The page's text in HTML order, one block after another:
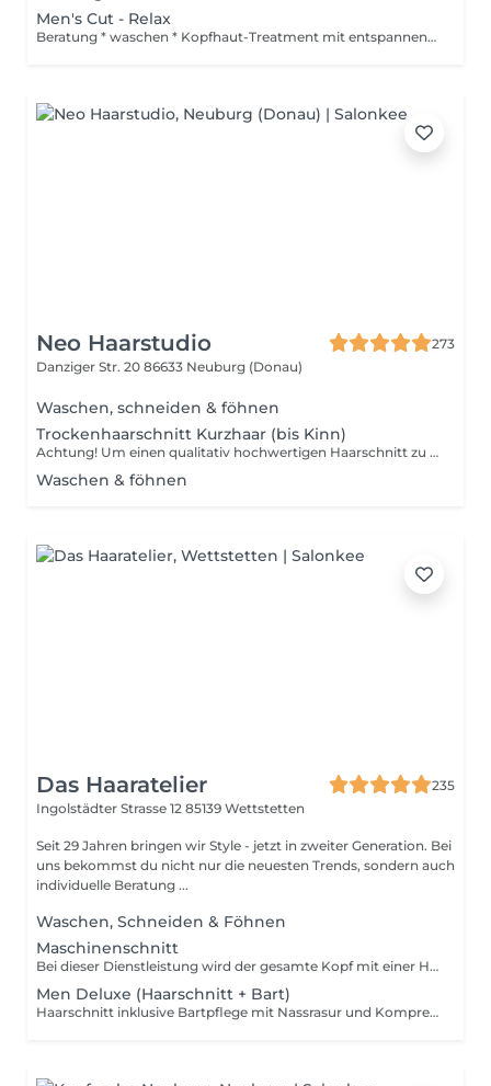
Men's Cut - Relax
Beratung * waschen * Kopfhaut-Treatment mit entspannender Massage * Styling
Neo Haarstudio
273
Danziger Str. 20 86633 Neuburg (Donau)
Waschen, schneiden & föhnen
Trockenhaarschnitt Kurzhaar (bis Kinn)
Achtung! Um einen qualitativ hochwertigen Haarschnitt zu gewährleisten, bieten wir keine Trockenhaarschnitte für langes Haar an.
Waschen & föhnen
Das Haaratelier
235
Ingolstädter Strasse 12 85139 Wettstetten
Seit 29 Jahren bringen wir Style - jetzt in zweiter Generation. Bei
uns bekommst du nicht nur die neuesten Trends, sondern auch
individuelle Beratung ...
Waschen, Schneiden & Föhnen
Maschinenschnitt
Bei dieser Dienstleistung wird der gesamte Kopf mit einer Haarschneidemaschine geschnitten, ohne den Einsatz einer Schere.
Men Deluxe (Haarschnitt + Bart)
Haarschnitt inklusive Bartpflege mit Nassrasur und Kompressen. Die Behandlung sorgt für eine gründliche Rasur, weiche Haut und eine präzise Formung von Haar und Bart. Entspannende Kompressen ergänzen die Pflege und sorgen für ein frisches Gefühl.